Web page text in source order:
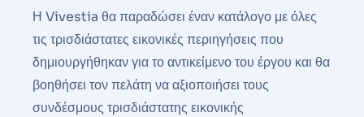
Η Vivestia θα παραδώσει έναν κατάλογο με όλες
τις τρισδιάστατες εικονικές περιηγήσεις που
δημιουργήθηκαν για το αντικείμενο του έργου και θα
βοηθήσει τον πελάτη να αξιοποιήσει τους
συνδέσμους τρισδιάστατης εικονικής